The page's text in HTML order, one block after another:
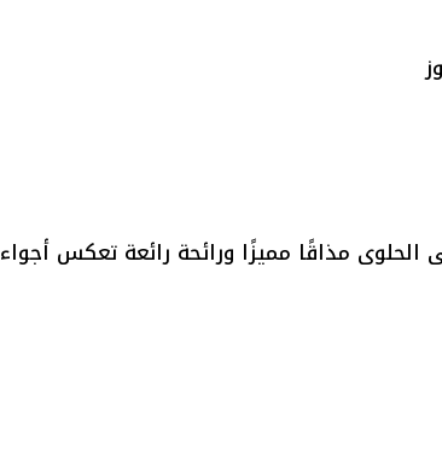
مذاقًا مميزًا ورائحة رائعة تعكس أجواء